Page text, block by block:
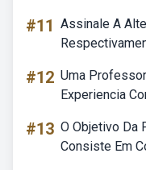
#11 Assinale A
#12 Uma
Experiencia
#13 O Objetivo Da
Consiste Em